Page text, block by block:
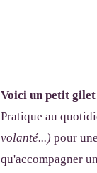
Voici un petit
Pratique au
volanté...) pour
qu'accompagner